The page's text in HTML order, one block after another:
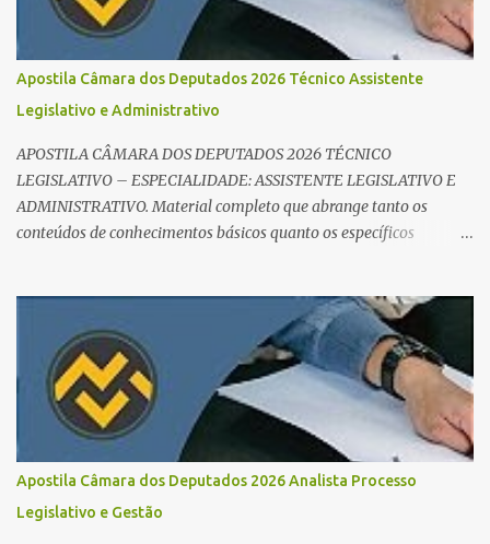
bata todo o conteúdo programático. Palavras-chave para o seu
sucesso: Cronograma de estudos dinâmico; Técnica Pomodoro
para foco total; Foco em disciplinas básicas (Português, RLM e
Direito Administrativo). 🔄 2. Revisão Espaç...
Apostila Câmara dos Deputados 2026 Técnico Assistente
Legislativo e Administrativo
APOSTILA CÂMARA DOS DEPUTADOS 2026 TÉCNICO
LEGISLATIVO – ESPECIALIDADE: ASSISTENTE LEGISLATIVO E
ADMINISTRATIVO. Material completo que abrange tanto os
conteúdos de conhecimentos básicos quanto os específicos
realidade, e o cargo de Analista Legislativo (Processo Legislativo e
Gestão) se destaca como uma das melhores oportunidades do ano.
Com exigência de nível superior em qualquer área, o certame
oferece 35 vagas imediatas e salários que ultrapassam os R$ 30
mil . O que estudar para Processo Legislativo e Gestão? Para vencer
a concorrência da banca Cebraspe , o candidato precisa dominar o
conteúdo programático dividido em: Conhecimentos Básicos:
Português, Inglês, Raciocínio Lógico e Informática/Dados.
Conhecimentos Específicos: O "coração" da prova. É essencial focar
Apostila Câmara dos Deputados 2026 Analista Processo
Legislativo e Gestão